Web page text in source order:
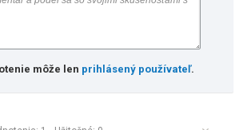
môže len prihlásený používateľ.